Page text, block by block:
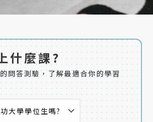
什麼課?
問答測驗，了解最適合你的學習